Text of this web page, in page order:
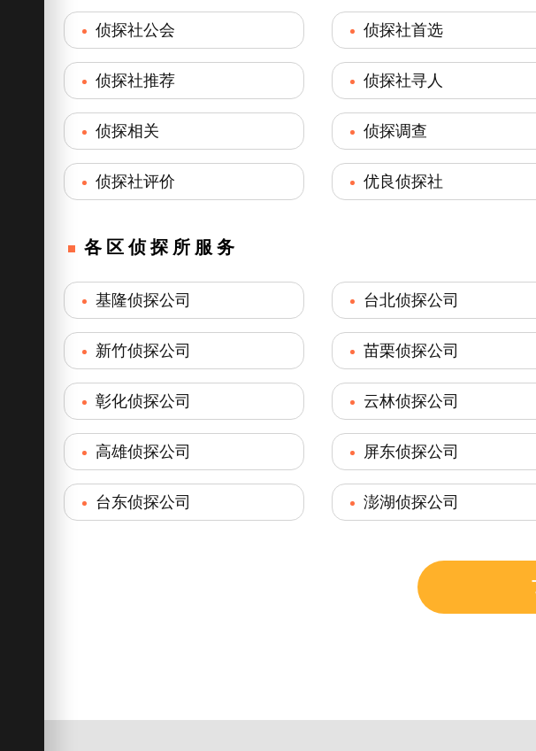
侦探社公会 侦探社首选
侦探社推荐 侦探社寻人
侦探相关 侦探调查
侦探社评价 优良侦探社
各区侦探所服务
基隆侦探公司 台北侦探公司
新竹侦探公司 苗栗侦探公司
彰化侦探公司 云林侦探公司
高雄侦探公司 屏东侦探公司
台东侦探公司 澎湖侦探公司